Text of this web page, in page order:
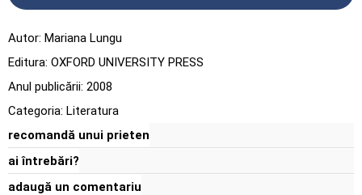
Autor: Mariana Lungu
Editura: OXFORD UNIVERSITY PRESS
Anul publicării: 2008
Categoria: Literatura
recomandă unui prieten
ai întrebări?
adaugă un comentariu